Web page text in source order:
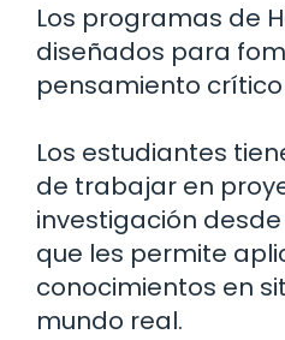
Los programas de
diseñados para
pensamiento
Los estudiantes
de trabajar en
investigación
que les permite
conocimientos en
mundo real.